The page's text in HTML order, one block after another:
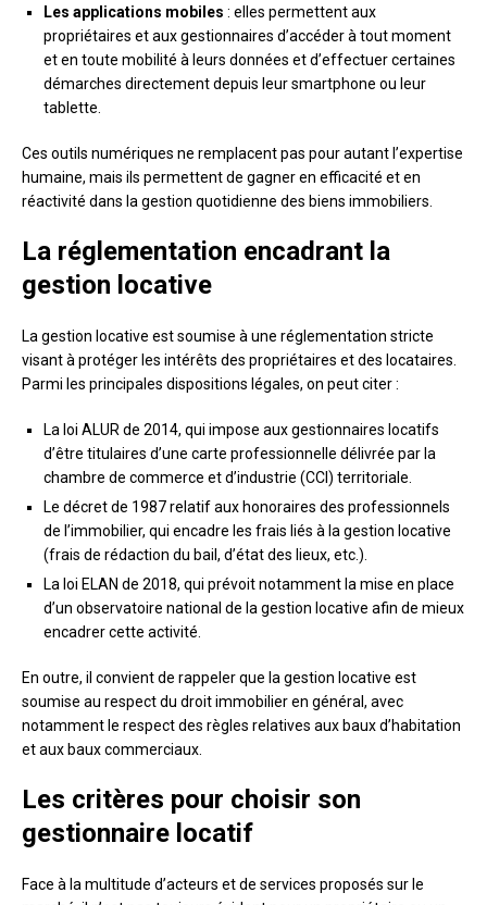
Les applications mobiles : elles permettent aux
propriétaires et aux gestionnaires d’accéder à tout moment
et en toute mobilité à leurs données et d’effectuer certaines
démarches directement depuis leur smartphone ou leur
tablette.
Ces outils numériques ne remplacent pas pour autant l’expertise
humaine, mais ils permettent de gagner en efficacité et en
réactivité dans la gestion quotidienne des biens immobiliers.
La réglementation encadrant la
gestion locative
La gestion locative est soumise à une réglementation stricte
visant à protéger les intérêts des propriétaires et des locataires.
Parmi les principales dispositions légales, on peut citer :
La loi ALUR de 2014, qui impose aux gestionnaires locatifs
d’être titulaires d’une carte professionnelle délivrée par la
chambre de commerce et d’industrie (CCI) territoriale.
Le décret de 1987 relatif aux honoraires des professionnels
de l’immobilier, qui encadre les frais liés à la gestion locative
(frais de rédaction du bail, d’état des lieux, etc.).
La loi ELAN de 2018, qui prévoit notamment la mise en place
d’un observatoire national de la gestion locative afin de mieux
encadrer cette activité.
En outre, il convient de rappeler que la gestion locative est
soumise au respect du droit immobilier en général, avec
notamment le respect des règles relatives aux baux d’habitation
et aux baux commerciaux.
Les critères pour choisir son
gestionnaire locatif
Face à la multitude d’acteurs et de services proposés sur le